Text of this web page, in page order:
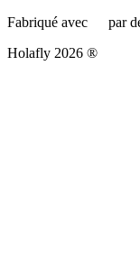
Fabriqué avec
par
Holafly 2026 ®